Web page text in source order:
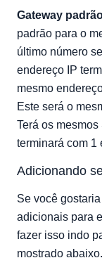
Gateway
padrão para o
último número
endereço IP
mesmo
Este será o
Terá os
terminará com 1
Adicionando
Se você
adicionais para
fazer isso indo
mostrado abaixo.